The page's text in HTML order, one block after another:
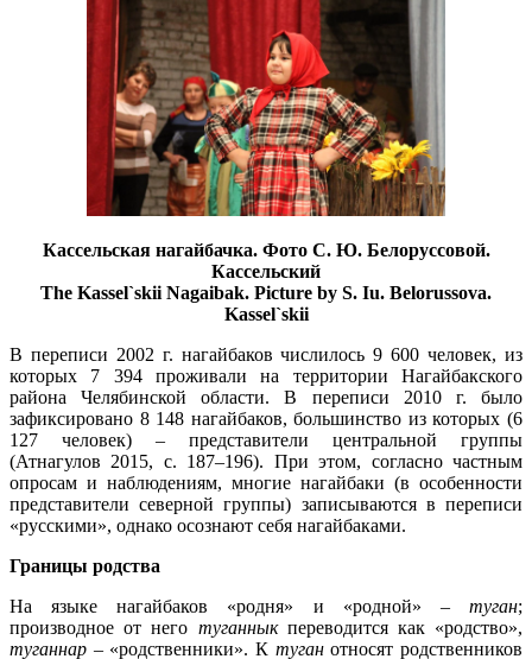
Кассельская нагайбачка. Фото С. Ю. Белоруссовой.
Кассельский
The Kassel`skii Nagaibak. Picture by S. Iu. Belorussova.
Kassel`skii
В переписи 2002 г. нагайбаков числилось 9 600 человек, из
которых 7 394 проживали на территории Нагайбакского
района Челябинской области. В переписи 2010 г. было
зафиксировано 8 148 нагайбаков, большинство из которых (6
127 человек) – представители центральной группы
(Атнагулов 2015, c. 187–196). При этом, согласно частным
опросам и наблюдениям, многие нагайбаки (в особенности
представители северной группы) записываются в переписи
«русскими», однако осознают себя нагайбаками.
Границы родства
На языке нагайбаков «родня» и «родной» – туган;
производное от него туганнык переводится как «родство»,
туганнар – «родственники». К туганотносят родственников